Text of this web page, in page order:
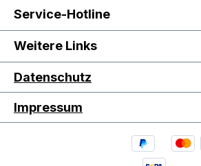
Service-Hotline
Weitere Links
Datenschutz
Impressum